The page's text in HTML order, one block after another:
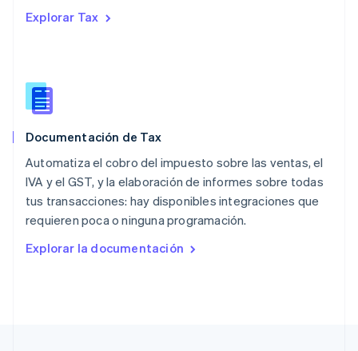
Explorar Tax
Documentación de Tax
Automatiza el cobro del impuesto sobre las ventas, el
IVA y el GST, y la elaboración de informes sobre todas
tus transacciones: hay disponibles integraciones que
requieren poca o ninguna programación.
Explorar la documentación
Nueva Zelandia
English
English
Portugal
RAE de Hong Kong, China
English简体中文
Reino Unido
English
República Checa
English
English